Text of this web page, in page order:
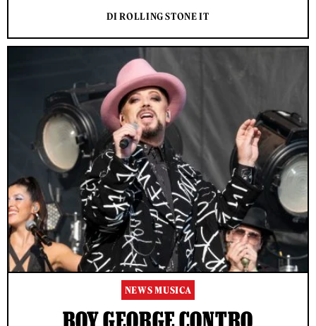
DI ROLLING STONE IT
NEWS MUSICA
BOY GEORGE CONTRO